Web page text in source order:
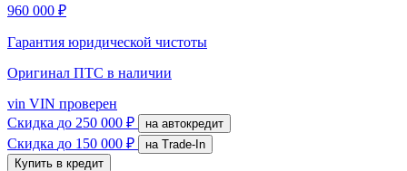
960 000 ₽
Гарантия юридической чистоты
Оригинал ПТС в наличии
vin VIN проверен
Скидка до 250 000 ₽ на автокредит
Скидка до 150 000 ₽
на Trade-In
Купить в кредит